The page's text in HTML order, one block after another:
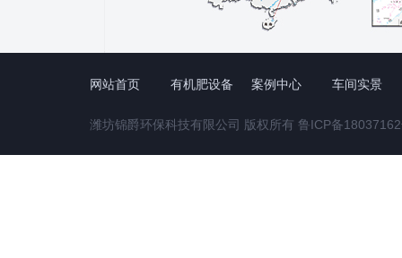
网站首页 有机肥设备 案例中心 车间实景
潍坊锦爵环保科技有限公司 版权所有 鲁ICP备